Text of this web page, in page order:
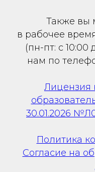
Также вы
в рабочее
(пн-пт: с 10:00
нам по
Лицензия
30.01.2026
Политика
Согласие на